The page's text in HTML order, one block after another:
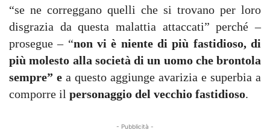
“se ne correggano quelli che si trovano per loro
disgrazia da questa malattia attaccati” perché –
prosegue – “non vi è niente di più fastidioso, di
più molesto alla società di un uomo che brontola
sempre” e a questo aggiunge avarizia e superbia a
comporre il personaggio del vecchio fastidioso.
- Pubblicità -